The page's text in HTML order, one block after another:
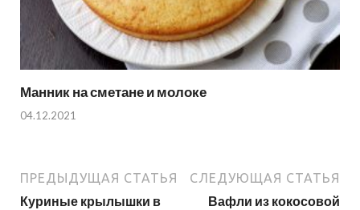
Манник на сметане и молоке
04.12.2021
ПРЕДЫДУЩАЯ СТАТЬЯ
Куриные крылышки в
СЛЕДУЮЩАЯ СТАТЬЯ
Вафли из кокосовой